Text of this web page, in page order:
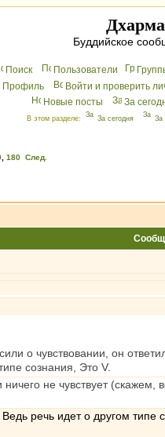
Дхарма
Буддийское
Поиск Пользователи
Профиль
Войти и проверить
Новые посты
За
В этом разделе: За сегодня За
180 След.
о чувствовании, он
сознания, Это V.
не чувствует
речь идет о другом типе